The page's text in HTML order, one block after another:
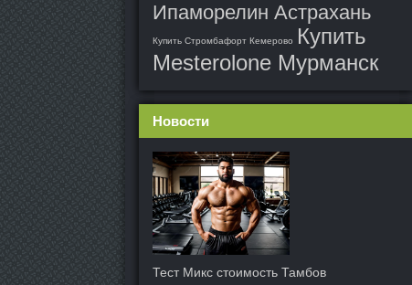
Ипаморелин Астрахань
Купить Стромбафорт Кемерово
Купить
Mesterolone Мурманск
Новости
Тест Микс стоимость Тамбов